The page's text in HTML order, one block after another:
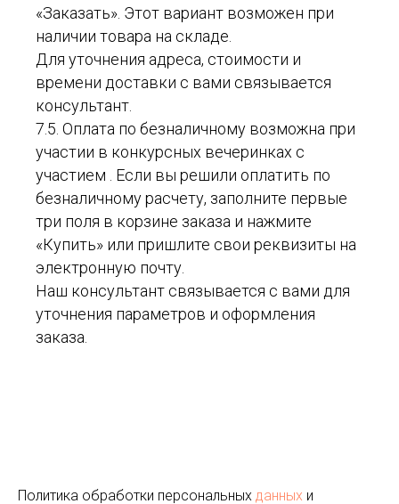
«Заказать». Этот вариант возможен при
наличии товара на складе.
Для уточнения адреса, стоимости и
времени доставки с вами связывается
консультант.
7.5. Оплата по безналичному возможна при
участии в конкурсных вечеринках с
участием . Если вы решили оплатить по
безналичному расчету, заполните первые
три поля в корзине заказа и нажмите
«Купить» или пришлите свои реквизиты на
электронную почту.
Наш консультант связывается с вами для
уточнения параметров и оформления
заказа.
Политика обработки персональных данных и